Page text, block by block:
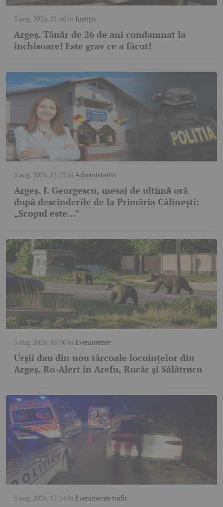
5 aug. 2026, 21:48în Justiție
Argeș. Tânăr de 26 de ani condamnat la
închisoare! Este grav ce a făcut!
5 aug. 2026, 21:22 înAdministrativ
Argeș. I. Georgescu, mesaj de ultimă oră
după descinderile de la Primăria Călinești:
„Scopul este…”
5 aug. 2026, 18:06în Evenimente
Urșii dau din nou târcoale locuințelor din
Argeș. Ro-Alert în Arefu, Rucăr și Sălătrucu
5 aug. 2026, 17:14în Evenimente trafic